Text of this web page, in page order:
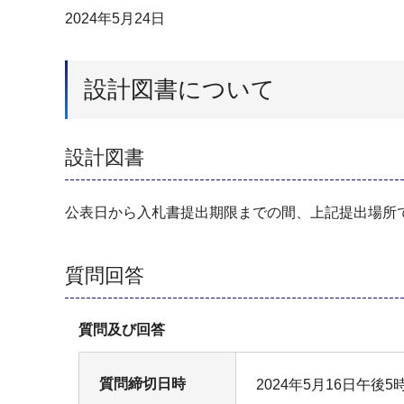
2024年5月24日
設計図書について
設計図書
公表日から入札書提出期限までの間、上記提出場所
質問回答
質問及び回答
質問締切日時 2024年5月16日午後5